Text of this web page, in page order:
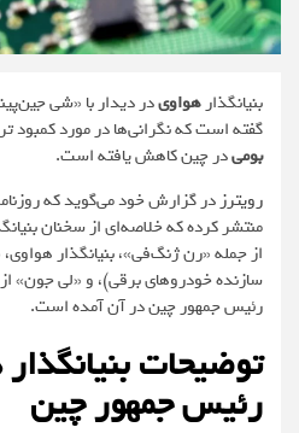
بنیانگذارهواویدر دیدار با «شی
گفته است که نگرانی‌ها در مورد کمبود
بومیدر چین کاهش یافته است.
رویترز
منتشر کرده که خلاصه‌ای از سخنان
سازنده خودروهای برقی)، و «لی جون»
رئیس جمهور چین در آن آمده است.
توضیحات
رئیس جمهور چین